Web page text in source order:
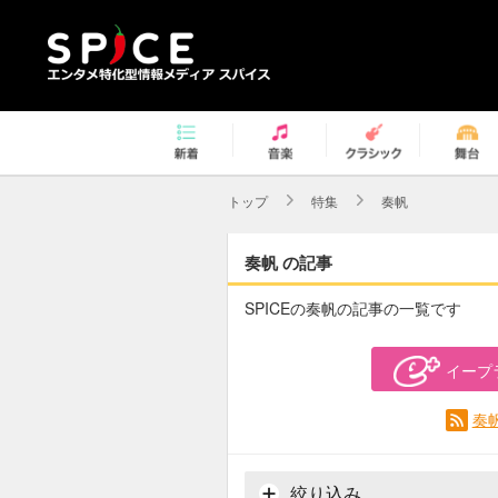
トップ 特集 奏帆
奏帆 の記事
SPICEの奏帆の記事の一覧です
イープ
奏